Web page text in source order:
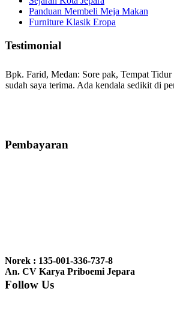
Panduan Membeli Meja Makan
Furniture Klasik Eropa
Testimonial
Bpk. Farid, Medan: Sore pak, Tempat
sudah saya terima. Ada kendala sedikit di
bale2 dan kursi teras saya sudah saya terima
nyesel deh beli geby...
Pembayaran
Norek : 135-001-336-737-8
An. CV Karya Priboemi Jepara
Follow Us